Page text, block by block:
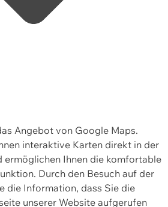
Angebot von Google Maps.
interaktive Karten direkt in der
ermöglichen Ihnen die komfortable
Durch den Besuch auf der
die Information, dass Sie die
unserer Website aufgerufen